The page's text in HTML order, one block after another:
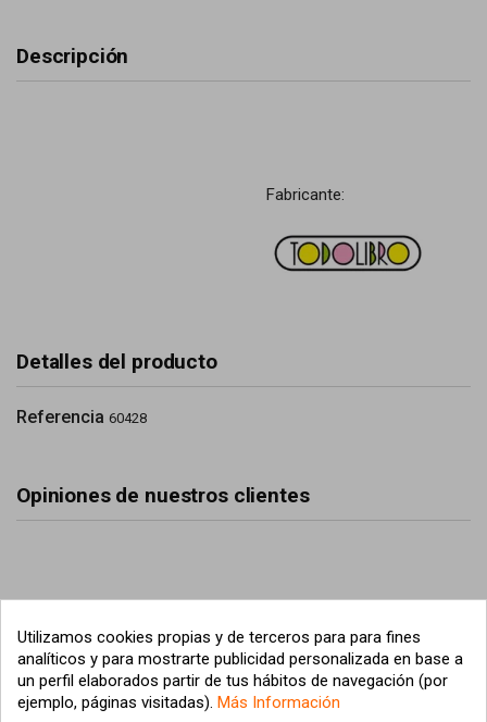
Descripción
Fabricante:
Detalles del producto
Referencia 60428
Opiniones de nuestros clientes
Utilizamos cookies propias y de terceros para para fines
analíticos y para mostrarte publicidad personalizada en base a
un perfil elaborados partir de tus hábitos de navegación (por
ejemplo, páginas visitadas). Más Información